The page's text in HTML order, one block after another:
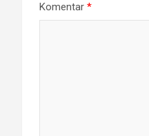
Komentar *